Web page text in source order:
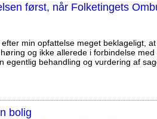
først, når Folketingets
efter min opfattelse meget beklageligt,
og ikke allerede i forbindelse
egentlig behandling og vurdering af
bolig